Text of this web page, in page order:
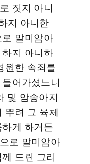
짓지 아니
지 아니한
말미암아
지 아니하
원한 속죄를
어가셨느니
및 암송아지
뿌려 그 육체
게 하거든
로 말미암아
드린 그리